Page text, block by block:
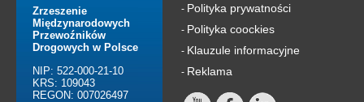
Zrzeszenie
Międzynarodowych
Przewoźników
Drogowych w Polsce
NIP: 522-000-21-10
KRS: 109043
REGON: 007026497
- Polityka prywatności
- Polityka coockies
- Klauzule informacyjne
- Reklama